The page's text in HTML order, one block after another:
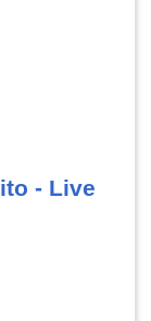
- Live